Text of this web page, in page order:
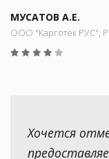
МУСАТОВ А.Е.
ООО "Карготек РУС",
Хочется